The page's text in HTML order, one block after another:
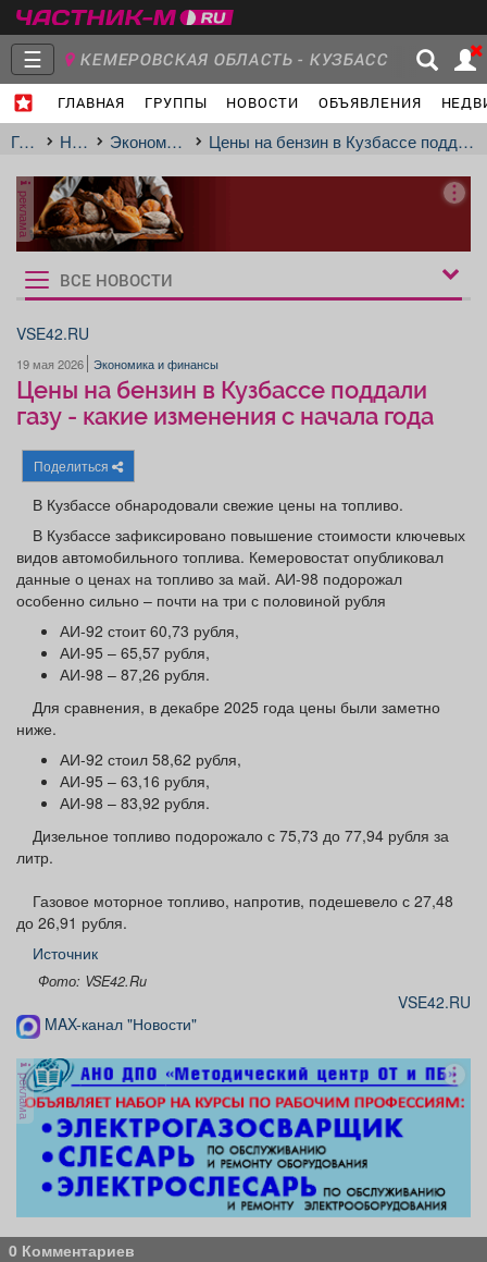
☰ КЕМЕРОВСКАЯ ОБЛАСТЬ - КУЗБАСС
ГЛАВНАЯ ГРУППЫ НОВОСТИ ОБЪЯВЛЕНИЯ
Главная
Группы Новости
Объявления Недвижимость Услуги
Работа Транспорт
Афиша Обучение Проекты
Я - пенсионер
ГлавнаяНовостиЭкономика и финансы Цены на бензин в Кузбассе поддали газу - какие изменения с начала года
реклама
Рукбрики
новостей
ВСЕ НОВОСТИ
VSE42.RU
19 мая 2026 Экономика и финансы
Цены на бензин в Кузбассе поддали
газу - какие изменения с начала года
Поделиться
В Кузбассе обнародовали свежие цены на топливо.
В Кузбассе зафиксировано повышение стоимости ключевых
видов автомобильного топлива. Кемеровостат опубликовал
данные о ценах на топливо за май. АИ-98 подорожал
особенно сильно – почти на три с половиной рубля
АИ-92 стоит 60,73 рубля,
АИ-95 – 65,57 рубля,
АИ-98 – 87,26 рубля.
Для сравнения, в декабре 2025 года цены были заметно
ниже.
АИ-92 стоил 58,62 рубля,
АИ-95 – 63,16 рубля,
АИ-98 – 83,92 рубля.
Дизельное топливо подорожало с 75,73 до 77,94 рубля за
литр.
Газовое моторное топливо, напротив, подешевело с 27,48
до 26,91 рубля.
Источник
Фото: VSE42.Ru
VSE42.RU
MAX-канал "Новости"
реклама
0 Комментариев